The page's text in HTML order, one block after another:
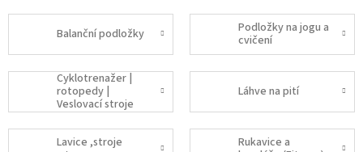
Balanční podložky
Podložky na jogu a
cvičení
Cyklotrenažer |
rotopedy |
Veslovací stroje
Láhve na pití
Lavice ,stroje
Rukavice a